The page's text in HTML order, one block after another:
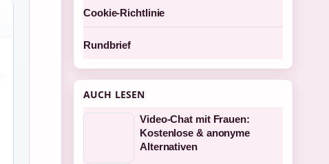
Cookie-Richtlinie
Rundbrief
AUCH LESEN
Video-Chat mit Frauen:
Kostenlose & anonyme
Alternativen